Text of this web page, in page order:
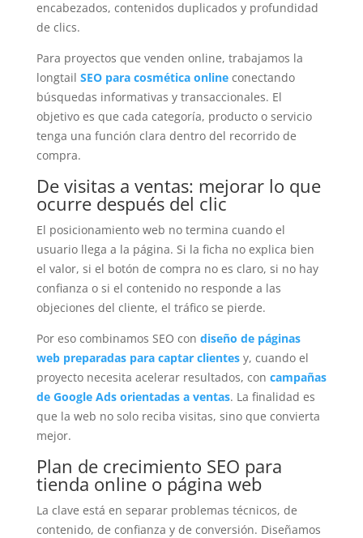
encabezados, contenidos duplicados y profundidad
de clics.
Para proyectos que venden online, trabajamos la
longtail SEO para cosmética onlineconectando
búsquedas informativas y transaccionales. El
objetivo es que cada categoría, producto o servicio
tenga una función clara dentro del recorrido de
compra.
De visitas a ventas: mejorar lo que
ocurre después del clic
El posicionamiento web no termina cuando el
usuario llega a la página. Si la ficha no explica bien
el valor, si el botón de compra no es claro, si no hay
confianza o si el contenido no responde a las
objeciones del cliente, el tráfico se pierde.
Por eso combinamos SEO con diseño de páginas
web preparadas para captar clientesy, cuando el
proyecto necesita acelerar resultados, con campañas
de Google Ads orientadas a ventas. La finalidad es
que la web no solo reciba visitas, sino que convierta
mejor.
Plan de crecimiento SEO para
tienda online o página web
La clave está en separar problemas técnicos, de
contenido, de confianza y de conversión. Diseñamos